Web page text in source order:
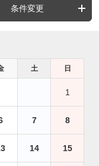
条件変更
土 日
1
7 8
14 15